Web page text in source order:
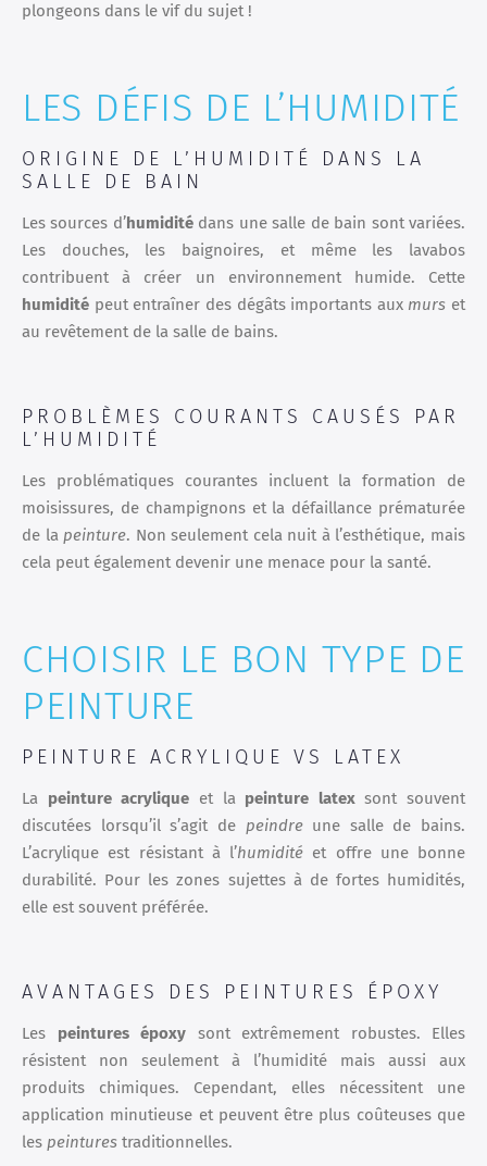
plongeons dans le vif du sujet !
LES DÉFIS DE L’HUMIDITÉ
ORIGINE DE L’HUMIDITÉ DANS LA
SALLE DE BAIN
Les sources d’humiditédans une salle de bain sont variées.
Les douches, les baignoires, et même les lavabos
contribuent à créer un environnement humide. Cette
humidité peut entraîner des dégâts importants aux murs et
au revêtement de la salle de bains.
PROBLÈMES COURANTS CAUSÉS PAR
L’HUMIDITÉ
Les problématiques courantes incluent la formation de
moisissures, de champignons et la défaillance prématurée
de la peinture. Non seulement cela nuit à l’esthétique, mais
cela peut également devenir une menace pour la santé.
CHOISIR LE BON TYPE DE
PEINTURE
PEINTURE ACRYLIQUE VS LATEX
La peinture acrylique et la peinture latexsont souvent
discutées lorsqu’il s’agit de peindreune salle de bains.
L’acrylique est résistant à l’humidité et offre une bonne
durabilité. Pour les zones sujettes à de fortes humidités,
elle est souvent préférée.
AVANTAGES DES PEINTURES ÉPOXY
Les peintures époxy sont extrêmement robustes. Elles
résistent non seulement à l’humidité mais aussi aux
produits chimiques. Cependant, elles nécessitent une
application minutieuse et peuvent être plus coûteuses que
les peintures traditionnelles.